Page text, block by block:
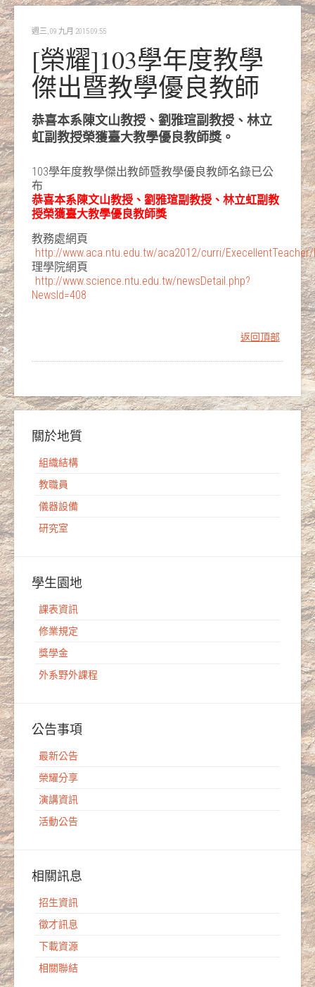
週三, 09 九月 2015 09:55
[榮耀]103學年度教學
傑出暨教學優良教師
恭喜本系陳文山教授、劉雅瑄副教授、林立
虹副教授榮獲臺大教學優良教師獎。
103學年度教學傑出教師暨教學優良教師名錄已公
布
恭喜本系陳文山教授、劉雅瑄副教授、林立虹副教
授榮獲臺大教學優良教師獎
教務處網頁
http://www.aca.ntu.edu.tw/aca2012/curri/
理學院網頁
http://www.science.ntu.edu.tw/newsDetail.php?
NewsId=408
返回頂部
關於地質
組織結構
教職員
儀器設備
研究室
學生園地
課表資訊
修業規定
獎學金
外系野外課程
公告事項
最新公告
榮耀分享
演講資訊
活動公告
相關訊息
招生資訊
徵才訊息
下載資源
相關聯結